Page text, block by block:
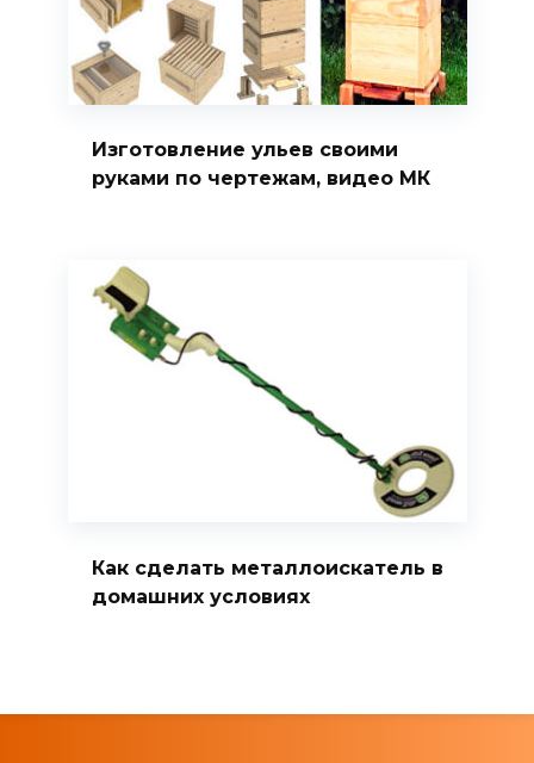
Изготовление ульев своими
руками по чертежам, видео МК
Как сделать металлоискатель в
домашних условиях